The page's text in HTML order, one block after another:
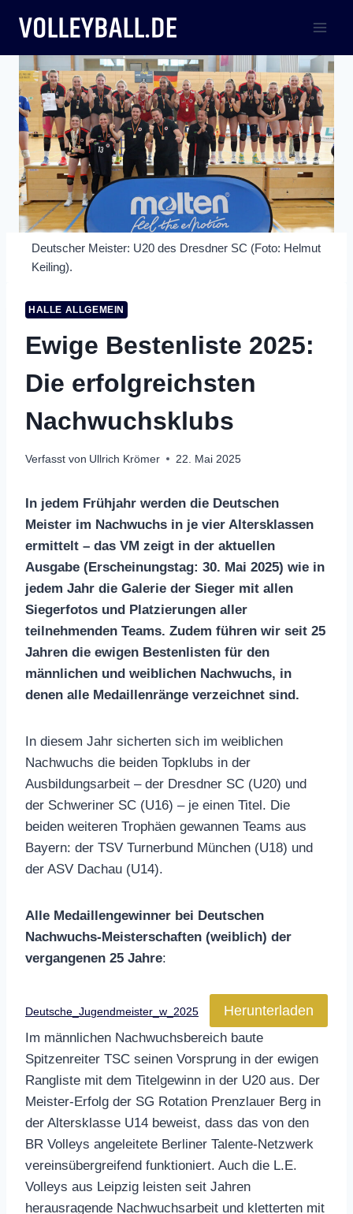
Inhalt
springen
Deutscher Meister: U20 des Dresdner SC (Foto: Helmut
Keiling).
HALLE ALLGEMEIN
Ewige Bestenliste 2025:
Die erfolgreichsten
Nachwuchsklubs
Verfasst von Ullrich Krömer 22. Mai 2025
In jedem Frühjahr werden die Deutschen
Meister im Nachwuchs in je vier Altersklassen
ermittelt – das VM zeigt in der aktuellen
Ausgabe (Erscheinungstag: 30. Mai 2025) wie in
jedem Jahr die Galerie der Sieger mit allen
Siegerfotos und Platzierungen aller
teilnehmenden Teams. Zudem führen wir seit 25
Jahren die ewigen Bestenlisten für den
männlichen und weiblichen Nachwuchs, in
denen alle Medaillenränge verzeichnet sind.
In diesem Jahr sicherten sich im weiblichen
Nachwuchs die beiden Topklubs in der
Ausbildungsarbeit – der Dresdner SC (U20) und
der Schweriner SC (U16) – je einen Titel. Die
beiden weiteren Trophäen gewannen Teams aus
Bayern: der TSV Turnerbund München (U18) und
der ASV Dachau (U14).
Alle Medaillengewinner bei Deutschen
Nachwuchs-Meisterschaften (weiblich) der
vergangenen 25 Jahre:
Deutsche_Jugendmeister_w_2025 Herunterladen
Im männlichen Nachwuchsbereich baute
Spitzenreiter TSC seinen Vorsprung in der ewigen
Rangliste mit dem Titelgewinn in der U20 aus. Der
Meister-Erfolg der SG Rotation Prenzlauer Berg in
der Altersklasse U14 beweist, dass das von den
BR Volleys angeleitete Berliner Talente-Netzwerk
vereinsübergreifend funktioniert. Auch die L.E.
Volleys aus Leipzig leisten seit Jahren
herausragende Nachwuchsarbeit und kletterten mit